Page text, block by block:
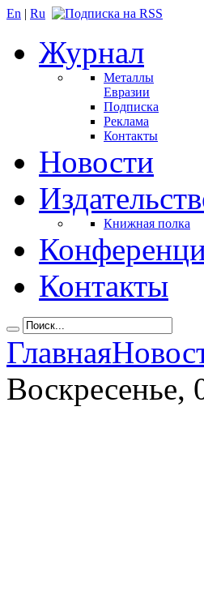
En | Ru
Журнал
Металлы
Евразии
Подписка
Реклама
Контакты
Новости
Книжная полка
Контакты
Главная
Воскресенье,